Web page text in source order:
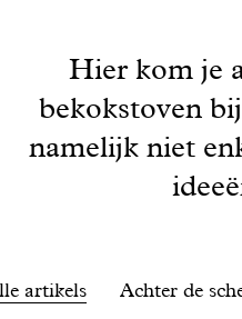
Hier kom je
bekokstoven
namelijk niet
artikels Achter de